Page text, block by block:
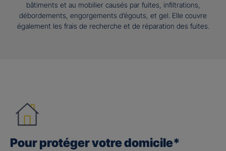
bâtiments et au mobilier causés par fuites, infiltrations,
débordements, engorgements d’égouts, et gel. Elle couvre
également les frais de recherche et de réparation des fuites.
Pour protéger votre domicile*